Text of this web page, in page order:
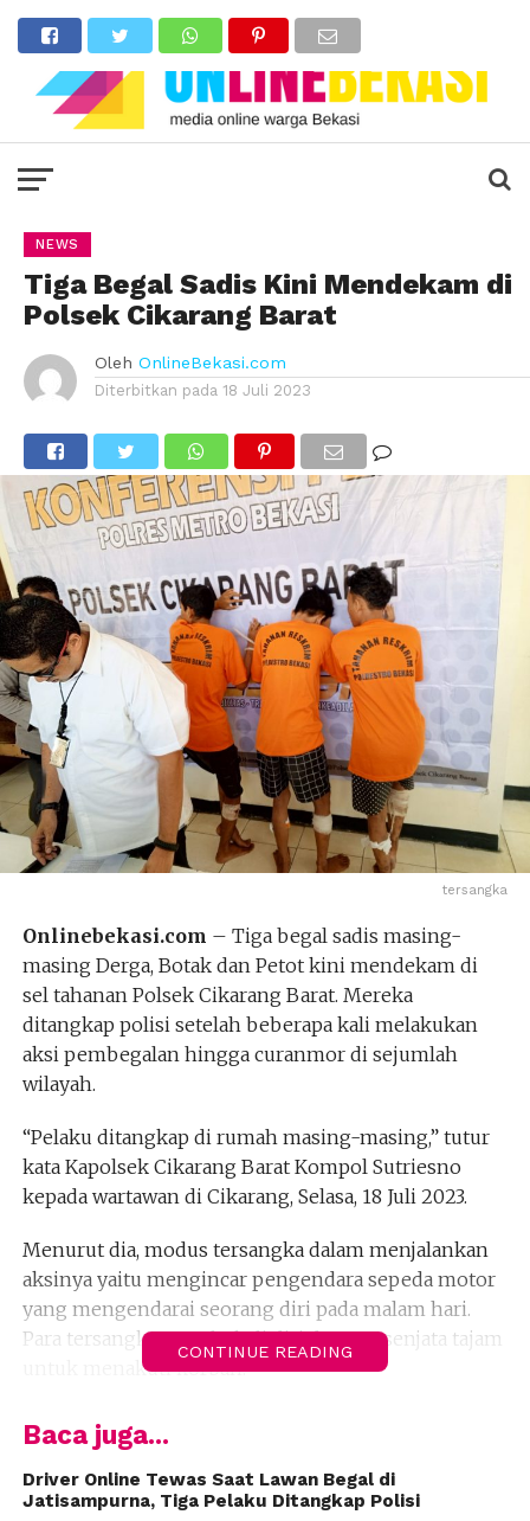
NEWS
Tiga Begal Sadis Kini Mendekam di
Polsek Cikarang Barat
Oleh OnlineBekasi.com
Diterbitkan pada 18 Juli 2023
tersangka
Onlinebekasi.com – Tiga begal sadis masing-
masing Derga, Botak dan Petot kini mendekam di
sel tahanan Polsek Cikarang Barat. Mereka
ditangkap polisi setelah beberapa kali melakukan
aksi pembegalan hingga curanmor di sejumlah
wilayah.
“Pelaku ditangkap di rumah masing-masing,” tutur
kata Kapolsek Cikarang Barat Kompol Sutriesno
kepada wartawan di Cikarang, Selasa, 18 Juli 2023.
Menurut dia, modus tersangka dalam menjalankan
aksinya yaitu mengincar pengendara sepeda motor
yang mengendarai seorang diri pada malam hari.
Para tersangka membekali diri dengan senjata tajam
untuk menakuti korban.
“Mereka pengangguran belum punya pekerjaan,”
kata Kompol Sutriesno.
Kasatreskrim Polres Metro Bekasi, Kompol Gogo
CONTINUE READING
Baca juga...
Driver Online Tewas Saat Lawan Begal di
Jatisampurna, Tiga Pelaku Ditangkap Polisi